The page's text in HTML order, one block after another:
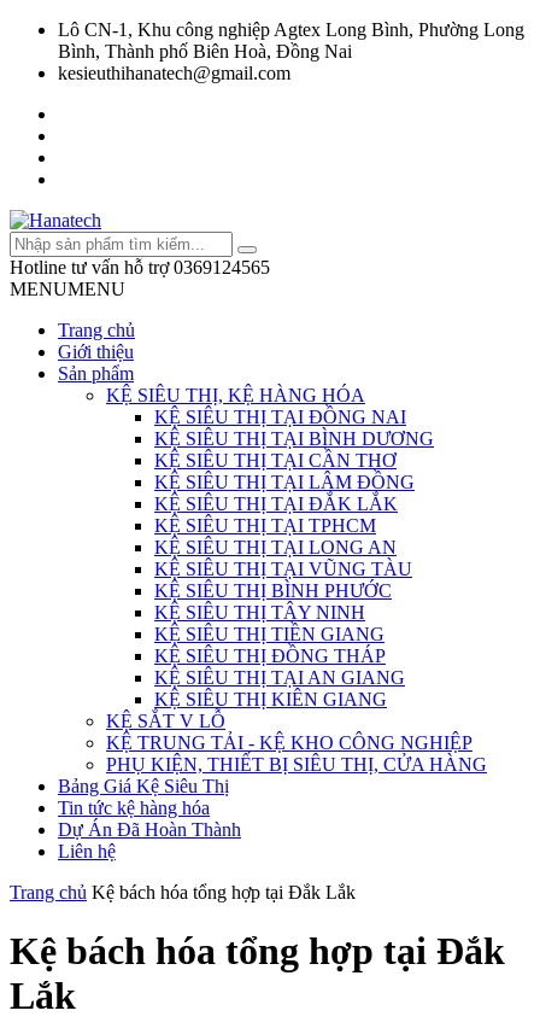
Lô CN-1, Khu công nghiệp Agtex Long Bình, Phường Long
Bình, Thành phố Biên Hoà, Đồng Nai
kesieuthihanatech@gmail.com
Hotline tư vấn hỗ trợ 0369124565
MENUMENU
Trang chủ
Giới thiệu
Sản phẩm
KỆ SIÊU THỊ, KỆ HÀNG HÓA
KỆ SIÊU THỊ TẠI ĐỒNG NAI
KỆ SIÊU THỊ TẠI BÌNH DƯƠNG
KỆ SIÊU THỊ TẠI CẦN THƠ
KỆ SIÊU THỊ TẠI LÂM ĐỒNG
KỆ SIÊU THỊ TẠI ĐẮK LẮK
KỆ SIÊU THỊ TẠI TPHCM
KỆ SIÊU THỊ TẠI LONG AN
KỆ SIÊU THỊ TẠI VŨNG TÀU
KỆ SIÊU THỊ BÌNH PHƯỚC
KỆ SIÊU THỊ TÂY NINH
KỆ SIÊU THỊ TIỀN GIANG
KỆ SIÊU THỊ ĐỒNG THÁP
KỆ SIÊU THỊ TẠI AN GIANG
KỆ SIÊU THỊ KIÊN GIANG
KỆ SẮT V LỖ
KỆ TRUNG TẢI - KỆ KHO CÔNG NGHIỆP
PHỤ KIỆN, THIẾT BỊ SIÊU THỊ, CỬA HÀNG
Bảng Giá Kệ Siêu Thị
Tin tức kệ hàng hóa
Dự Án Đã Hoàn Thành
Liên hệ
Trang chủ Kệ bách hóa tổng hợp tại Đắk Lắk
Kệ bách hóa tổng hợp tại Đắk
Lắk